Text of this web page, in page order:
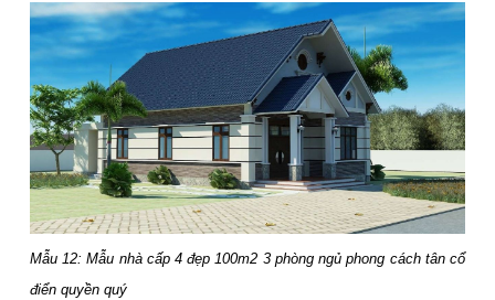
Mẫu 12: Mẫu nhà cấp 4 đẹp 100m2 3 phòng ngủ phong cách tân cổ
điển quyền quý